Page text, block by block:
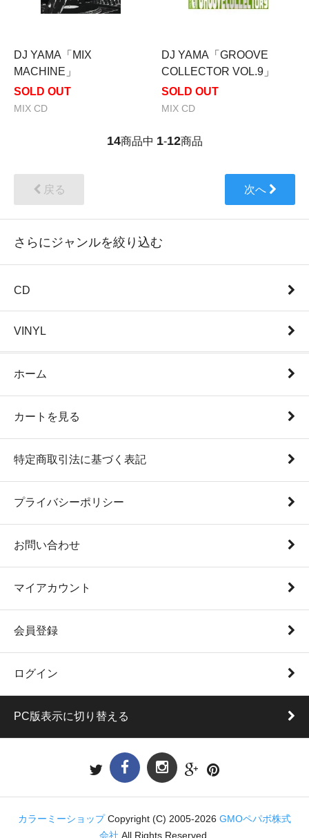
DJ YAMA「MIX
MACHINE」
SOLD OUT
MIX CD
DJ YAMA「GROOVE
COLLECTOR VOL.9」
SOLD OUT
MIX CD
14商品中 1-12商品
戻る 次へ
さらにジャンルを絞り込む
CD
VINYL
ホーム
カートを見る
特定商取引法に基づく表記
プライバシーポリシー
お問い合わせ
マイアカウント
会員登録
ログイン
PC版表示に切り替える
カラーミーショップ Copyright (C) 2005-2026 GMOペパボ株式
会社 All Rights Reserved.